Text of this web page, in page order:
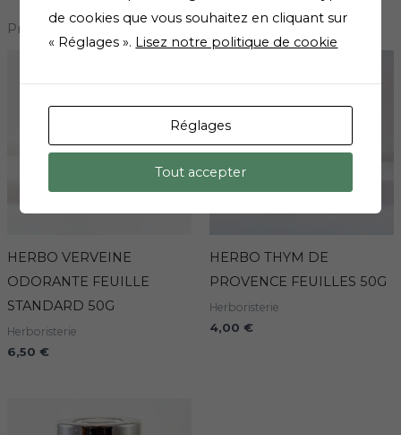
Produits similaires
HERBO VERVEINE
ODORANTE FEUILLE
STANDARD 50G
Herboristerie
6,50 €
HERBO THYM DE
PROVENCE FEUILLES 50G
Herboristerie
4,00 €
de cookies que vous souhaitez en cliquant sur
« Réglages ». Lisez notre politique de cookie
Réglages
Tout accepter